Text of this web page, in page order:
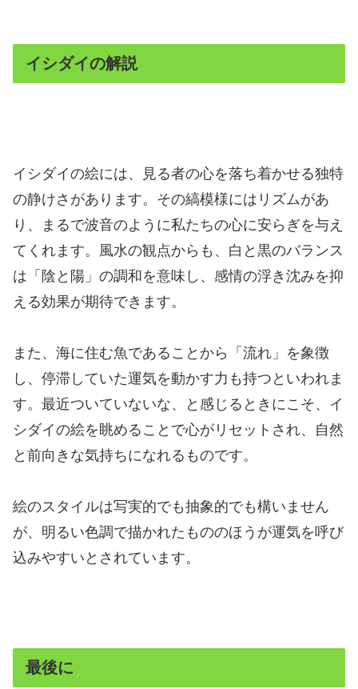
イシダイの解説
イシダイの絵には、見る者の心を落ち着かせる独特
の静けさがあります。その縞模様にはリズムがあ
り、まるで波音のように私たちの心に安らぎを与え
てくれます。風水の観点からも、白と黒のバランス
は「陰と陽」の調和を意味し、感情の浮き沈みを抑
える効果が期待できます。
また、海に住む魚であることから「流れ」を象徴
し、停滞していた運気を動かす力も持つといわれま
す。最近ついていないな、と感じるときにこそ、イ
シダイの絵を眺めることで心がリセットされ、自然
と前向きな気持ちになれるものです。
絵のスタイルは写実的でも抽象的でも構いません
が、明るい色調で描かれたもののほうが運気を呼び
込みやすいとされています。
最後に